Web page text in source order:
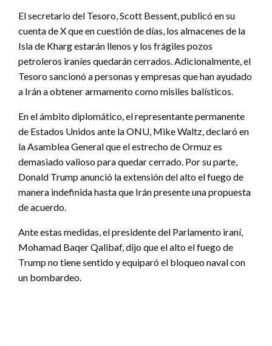
El secretario del Tesoro, Scott Bessent, publicó en su
cuenta de X que en cuestión de días, los almacenes de la
Isla de Kharg estarán llenos y los frágiles pozos
petroleros iraníes quedarán cerrados. Adicionalmente, el
Tesoro sancionó a personas y empresas que han ayudado
a Irán a obtener armamento como misiles balísticos.
En el ámbito diplomático, el representante permanente
de Estados Unidos ante la ONU, Mike Waltz, declaró en
la Asamblea General que el estrecho de Ormuz es
demasiado valioso para quedar cerrado. Por su parte,
Donald Trump anunció la extensión del alto el fuego de
manera indefinida hasta que Irán presente una propuesta
de acuerdo.
Ante estas medidas, el presidente del Parlamento iraní,
Mohamad Baqer Qalibaf, dijo que el alto el fuego de
Trump no tiene sentido y equiparó el bloqueo naval con
un bombardeo.